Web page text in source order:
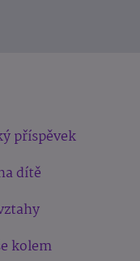
příspěvek
dítě
kolem